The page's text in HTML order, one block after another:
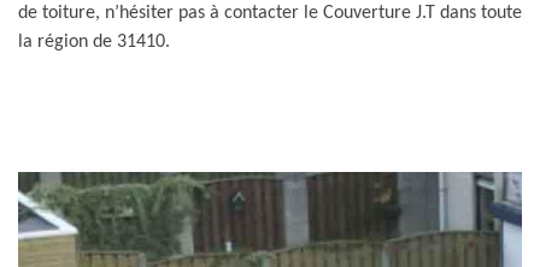
de toiture, n’hésiter pas à contacter le Couverture J.T dans toute
la région de 31410.